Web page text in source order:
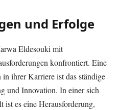
und Erfolge
Eldesouki mit
konfrontiert. Eine
ihrer Karriere ist das ständige
und Innovation. In einer sich
ist es eine Herausforderung,